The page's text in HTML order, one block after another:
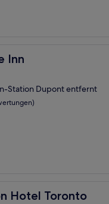
Inn
Station Dupont entfernt
Hotel Toronto
Toronto